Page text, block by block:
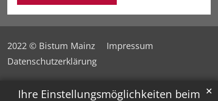
Ihre Einstellungsmöglichkeiten beim ✕
2022 © Bistum Mainz
Impressum
Datenschutzerklärung